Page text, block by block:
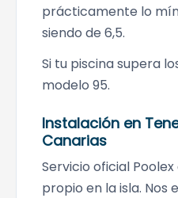
prácticamente lo
siendo de 6,5.
Si tu piscina supera
modelo 95.
Instalación en
Canarias
Servicio oficial
propio en la isla. Nos